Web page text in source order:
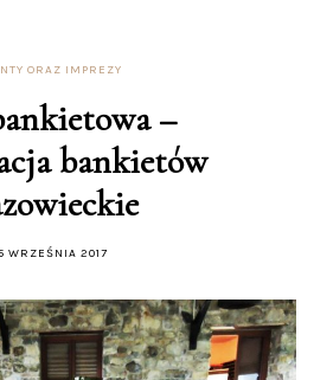
ORAZ IMPREZY
–
bankietów
WRZEŚNIA 2017